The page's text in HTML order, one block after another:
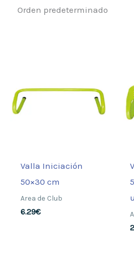
Valla Iniciación
50×30 cm
Area de Club
6.29€